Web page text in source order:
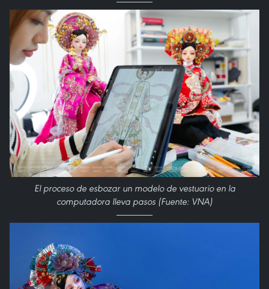
El proceso de esbozar un modelo de vestuario en la
computadora lleva pasos (Fuente: VNA)